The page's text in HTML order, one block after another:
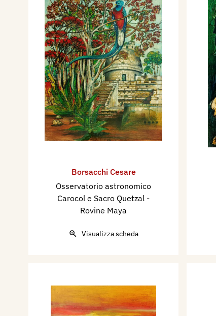
Borsacchi Cesare
Osservatorio astronomico
Carocol e Sacro Quetzal -
Rovine Maya
Visualizza scheda